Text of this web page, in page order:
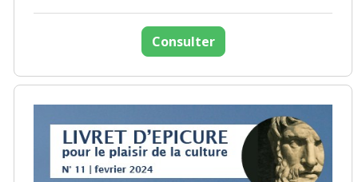
Consulter